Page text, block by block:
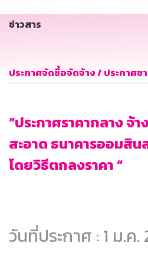
ข่าวสาร
ประกาศจัดซื้อจัดจ้าง / ประกาศข
“ประกาศราคากลาง จ้
สะอาด ธนาคารออมสิ
โดยวิธีตกลงราคา “
วันที่ประกาศ : 1 ม.ค.